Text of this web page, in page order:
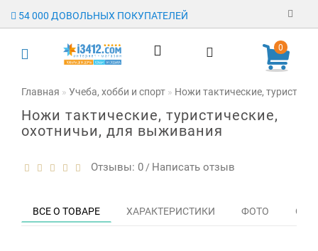
54 000 ДОВОЛЬНЫХ ПОКУПАТЕЛЕЙ
Регистрация
Гарантия
Оплата
0
Главная Учеба, хобби и спорт Ножи тактические,
Ножи тактические, туристические,
охотничьи, для выживания
Отзывы: 0 / Написать отзыв
ВСЕ О ТОВАРЕ ХАРАКТЕРИСТИКИ ФОТО